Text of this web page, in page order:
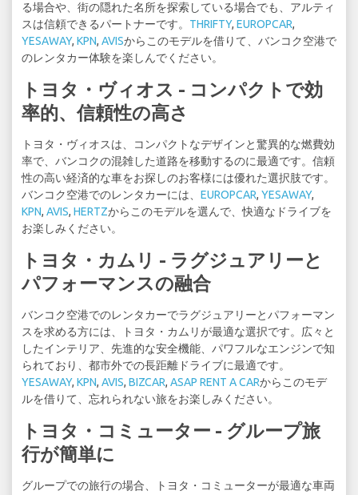
る場合や、街の隠れた名所を探索している場合でも、アルティ
スは信頼できるパートナーです。 THRIFTY, EUROPCAR,
YESAWAY, KPN, AVISからこのモデルを借りて、バンコク空港で
のレンタカー体験を楽しんでください。
トヨタ・ヴィオス - コンパクトで効
率的、信頼性の高さ
トヨタ・ヴィオスは、コンパクトなデザインと驚異的な燃費効
率で、バンコクの混雑した道路を移動するのに最適です。信頼
性の高い経済的な車をお探しのお客様には優れた選択肢です。
バンコク空港でのレンタカーには、 EUROPCAR, YESAWAY,
KPN, AVIS, HERTZからこのモデルを選んで、快適なドライブを
お楽しみください。
トヨタ・カムリ - ラグジュアリーと
パフォーマンスの融合
バンコク空港でのレンタカーでラグジュアリーとパフォーマン
スを求める方には、トヨタ・カムリが最適な選択です。広々と
したインテリア、先進的な安全機能、パワフルなエンジンで知
られており、都市外での長距離ドライブに最適です。
YESAWAY, KPN, AVIS, BIZCAR, ASAP RENT A CARからこのモデ
ルを借りて、忘れられない旅をお楽しみください。
トヨタ・コミューター - グループ旅
行が簡単に
グループでの旅行の場合、トヨタ・コミューターが最適な車両